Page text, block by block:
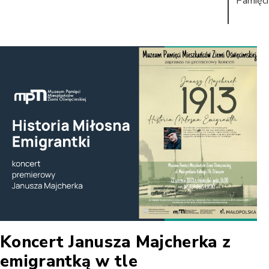
Koncert Janusza Majcherka z
emigrantką w tle